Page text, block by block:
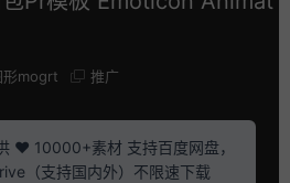
形mogrt 推广
❤️ 10000+素材 支持百度网盘，
（支持国内外）不限速下载